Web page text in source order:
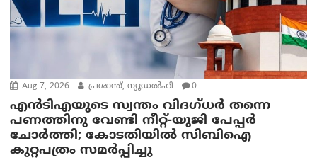
Aug 7, 2026 പ്രശാന്ത്, ന്യൂഡല്‍ഹി 0
എൻ‌ടി‌എയുടെ സ്വന്തം വിദഗ്ധർ തന്നെ
പണത്തിനു വേണ്ടി നീറ്റ്-യു‌ജി പേപ്പർ
ചോർത്തി; കോടതിയില്‍ സിബിഐ
കുറ്റപത്രം സമര്‍പ്പിച്ചു